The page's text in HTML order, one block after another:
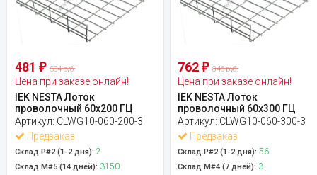
481 ₽ 534 руб.
Цена при заказе онлайн!
IEK NESTA Лоток
проволочный 60х200 ГЦ
Артикул: CLWG10-060-200-3
Предзаказ
Склад Р#2 (1-2 дня): 2
Склад М#5 (14 дней): 3150
762₽ 846 руб.
Цена при заказе онлайн!
IEK NESTA Лоток
проволочный 60х300 ГЦ
Артикул: CLWG10-060-300-3
Предзаказ
Склад Р#2 (1-2 дня): 56
Склад М#4 (7 дней): 3